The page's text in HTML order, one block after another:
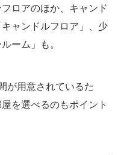
ロアのほか、キャンド
ャンドルフロア」、少
ーム」も。
が用意されているた
を選べるのもポイント